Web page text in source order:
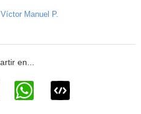
educativo
Víctor Manuel P.